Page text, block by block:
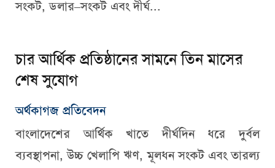
সংকট, ডলার–সংকট এবং দীর্ঘ...
চার আর্থিক প্রতিষ্ঠানের সামনে তিন মাসের
শেষ সুযোগ
অর্থকাগজ প্রতিবেদন
বাংলাদেশের আর্থিক খাতে দীর্ঘদিন ধরে দুর্বল
ব্যবস্থাপনা, উচ্চ খেলাপি ঋণ, মূলধন সংকট এবং তারল্য